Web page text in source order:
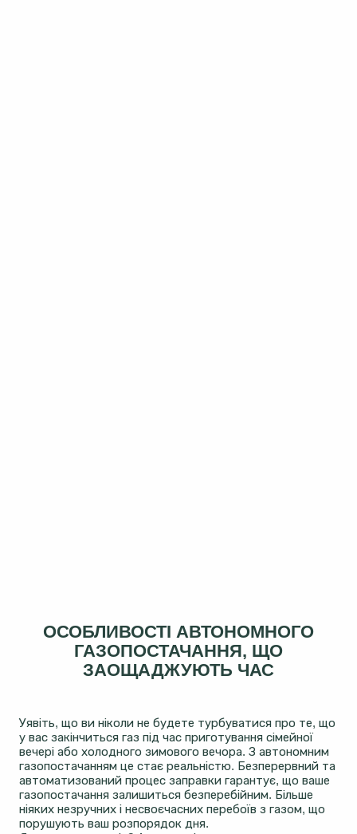
ОСОБЛИВОСТІ АВТОНОМНОГО
ГАЗОПОСТАЧАННЯ, ЩО
ЗАОЩАДЖУЮТЬ ЧАС
Уявіть, що ви ніколи не будете турбуватися про те, що
у вас закінчиться газ під час приготування сімейної
вечері або холодного зимового вечора. З автономним
газопостачанням це стає реальністю. Безперервний та
автоматизований процес заправки гарантує, що ваше
газопостачання залишиться безперебійним. Більше
ніяких незручних і несвоєчасних перебоїв з газом, що
порушують ваш розпорядок дня.